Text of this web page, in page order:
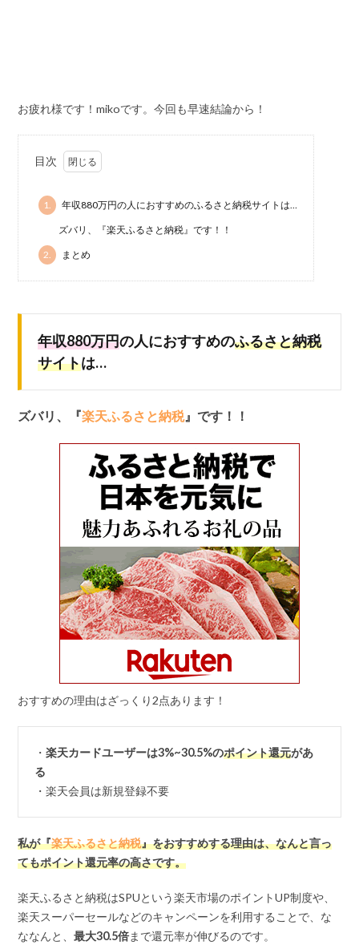
お疲れ様です！mikoです。今回も早速結論から！
目次
1. 年収880万円の人におすすめのふるさと納税サイトは…
ズバリ、『楽天ふるさと納税』です！！
2. まとめ
年収880万円の人におすすめのふるさと納税
サイトは…
ズバリ、『楽天ふるさと納税 』です！！
おすすめの理由はざっくり2点あります！
・楽天カードユーザーは3%~30.5%のポイント還元があ
る
・楽天会員は新規登録不要
私が『楽天ふるさと納税』をおすすめする理由は、なんと言っ
てもポイント還元率の高さです。
楽天ふるさと納税はSPUという楽天市場のポイントUP制度や、
楽天スーパーセールなどのキャンペーンを利用することで、な
ななんと、最大30.5倍まで還元率が伸びるのです。